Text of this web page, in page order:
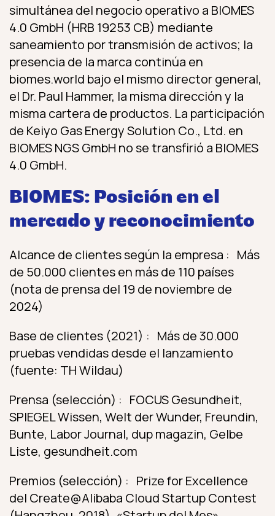
simultánea del negocio operativo a BIOMES
4.0 GmbH (HRB 19253 CB) mediante
saneamiento por transmisión de activos; la
presencia de la marca continúa en
biomes.world bajo el mismo director general,
el Dr. Paul Hammer, la misma dirección y la
misma cartera de productos. La participación
de Keiyo Gas Energy Solution Co., Ltd. en
BIOMES NGS GmbH no se transfirió a BIOMES
4.0 GmbH.
BIOMES: Posición en el
mercado y reconocimiento
Alcance de clientes según la empresa : Más
de 50.000 clientes en más de 110 países
(nota de prensa del 19 de noviembre de
2024)
Base de clientes (2021) : Más de 30.000
pruebas vendidas desde el lanzamiento
(fuente: TH Wildau)
Prensa (selección) : FOCUS Gesundheit,
SPIEGEL Wissen, Welt der Wunder, Freundin,
Bunte, Labor Journal, dup magazin, Gelbe
Liste, gesundheit.com
Premios (selección) : Prize for Excellence
del Create@Alibaba Cloud Startup Contest